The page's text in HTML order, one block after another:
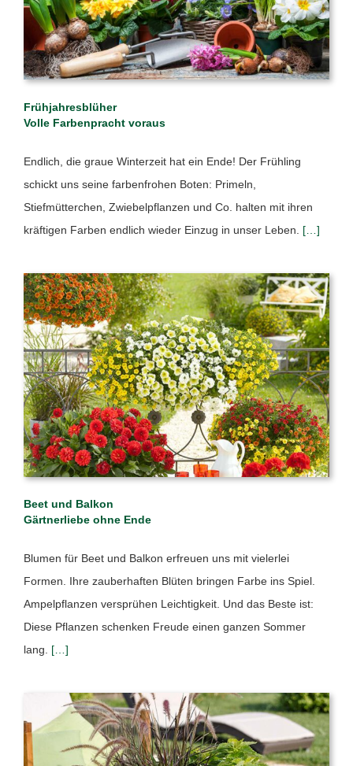
Frühjahresblüher
Volle Farbenpracht voraus
Endlich, die graue Winterzeit hat ein Ende! Der Frühling
schickt uns seine farbenfrohen Boten: Primeln,
Stiefmütterchen, Zwiebelpflanzen und Co. halten mit ihren
kräftigen Farben endlich wieder Einzug in unser Leben. […]
Beet und Balkon
Gärtnerliebe ohne Ende
Blumen für Beet und Balkon erfreuen uns mit vielerlei
Formen. Ihre zauberhaften Blüten bringen Farbe ins Spiel.
Ampelpflanzen versprühen Leichtigkeit. Und das Beste ist:
Diese Pflanzen schenken Freude einen ganzen Sommer
lang. […]